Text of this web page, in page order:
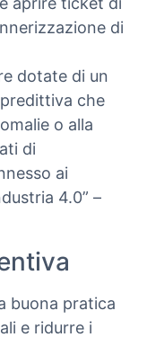
di
dotate di un
che
o alla
di
ai
4.0” –
buona pratica
e ridurre i